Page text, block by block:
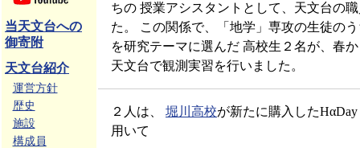
当天文台への
御寄附
天文台紹介
運営方針
歴史
施設
構成員
ちの 授業アシスタントとして、天文台の
た。 この関係で、「地学」専攻の生徒の
を研究テーマに選んだ 高校生２名が、春
天文台で観測実習を行いました。
２人は、 堀川高校が新たに購入した
用いて